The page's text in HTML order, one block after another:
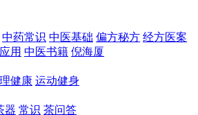
中药常识 中医基础 偏方秘方 经方医案
用 中医书籍 倪海厦
健康 运动健身
器 常识 茶问答